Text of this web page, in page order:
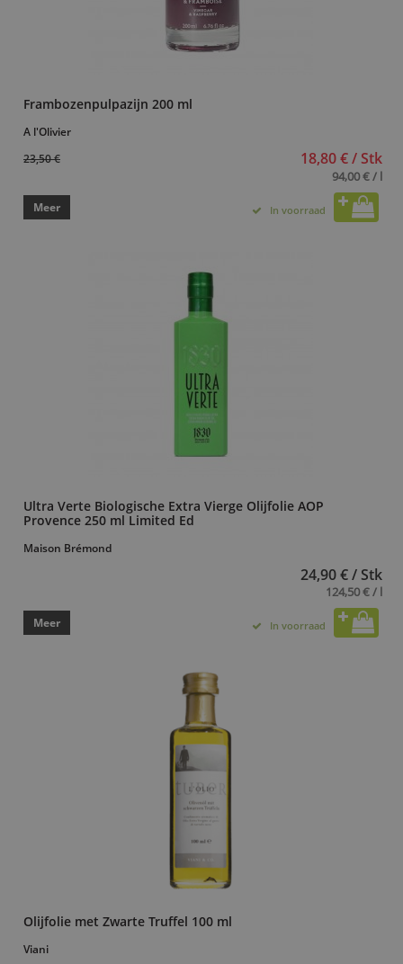
Frambozenpulpazijn 200 ml
A l'Olivier
23,50 €
18,80 € / Stk
94,00 € / l
Meer In voorraad
Ultra Verte Biologische Extra Vierge Olijfolie AOP
Provence 250 ml Limited Ed
Maison Brémond
24,90 € / Stk
124,50 € / l
Meer In voorraad
Olijfolie met Zwarte Truffel 100 ml
Viani